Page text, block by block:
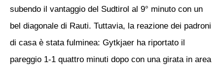
subendo il vantaggio del Sudtirol al 9° minuto con un
bel diagonale di Rauti. Tuttavia, la reazione dei padroni
di casa è stata fulminea: Gytkjaer ha riportato il
pareggio 1-1 quattro minuti dopo con una girata in area